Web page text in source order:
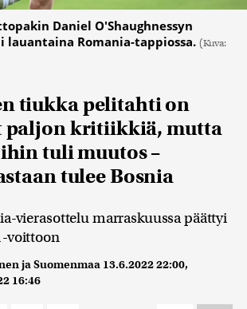
Daniel O'Shaughnessyn
Romania-tappiossa. (Kuva:
tiukka pelitahti on
paljon kritiikkiä, mutta
tuli muutos –
tulee Bosnia
vierasottelu marraskuussa päättyi
voittoon
ja Suomenmaa 13.6.2022 22:00,
16:46